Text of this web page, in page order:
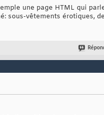
une page HTML qui
sous-vêtements érotiques,